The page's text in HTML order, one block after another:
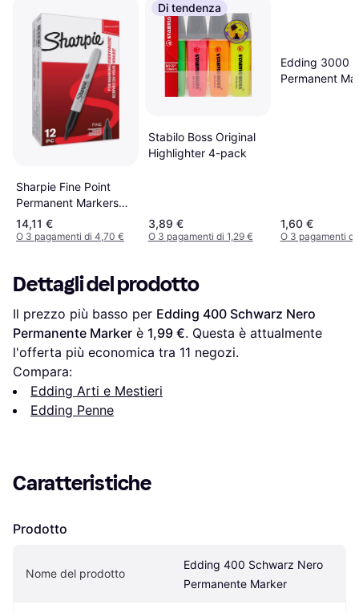
Sharpie Fine Point
Permanent Markers
Black 12-Pack
14,11 €
O 3 pagamenti di 4,70 €
Di tendenza
Stabilo Boss Original
Highlighter 4-pack
3,89 €
O 3 pagamenti di 1,29 €
Edding 3000
Permanent
1,60 €
O 3 pagamenti
Dettagli del prodotto
Il prezzo più basso per Edding 400 Schwarz Nero
Permanente Marker è 1,99 €. Questa è attualmente
l'offerta più economica tra 11 negozi.
Compara:
Edding Arti e Mestieri
Edding Penne
Caratteristiche
Prodotto
Nome del prodotto
Edding 400 Schwarz Nero
Permanente Marker